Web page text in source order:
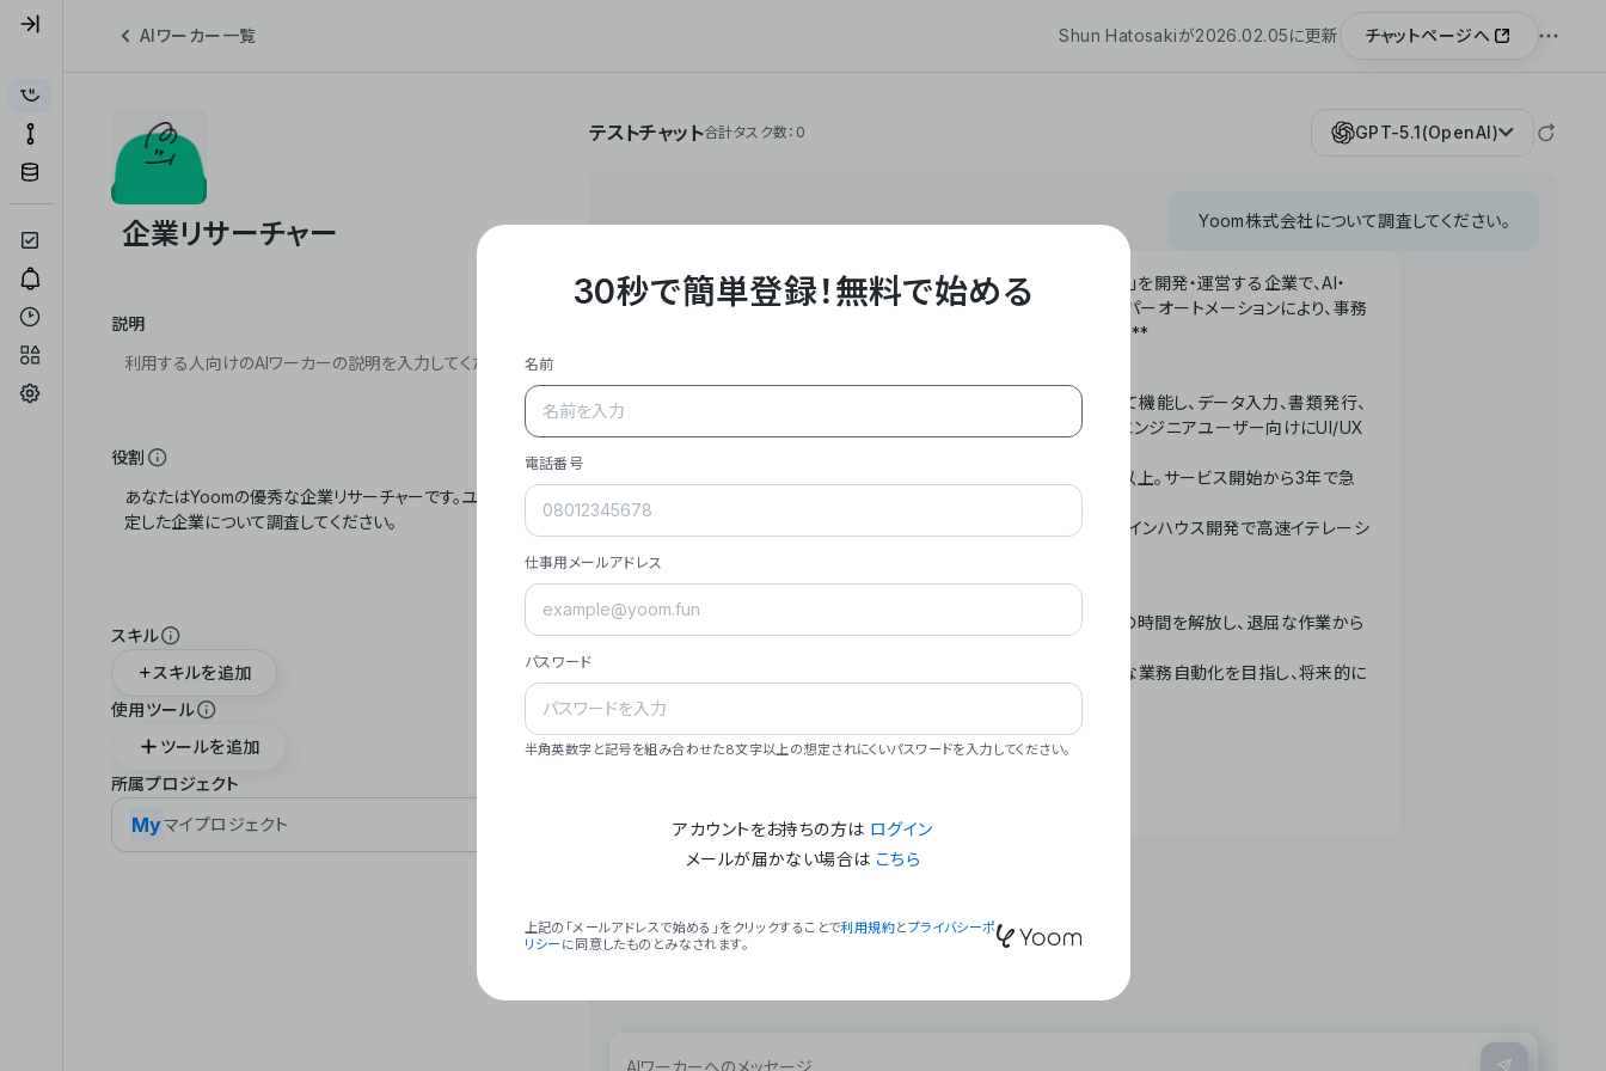
AIワーカー一覧 Shun Hatosakiが2026.02.05に更新 チャットページへ
説明
役割
スキル
スキルを追加
使用ツール
ツールを追加
所属プロジェクト
Myマイプロジェクト
テストチャット合計タスク数：0 GPT-5.1(OpenAI)
Yoom株式会社について調査してください。
**Yoom株式会社は、ビジネスオートメーションSaaS「Yoom」を開発・運営する企業で、AI・
API・RPA・OCRなどの技術をノーコードで組み合わせたハイパーオートメーションにより、事務
作業やデスクワークを自動化するサービスを提供しています。**
- **主力プロダクト「Yoom」**: SaaS連携データベースとして機能し、データ入力、書類発行、
メール対応、請求書処理、日報作成などの業務を自動化。非エンジニアユーザー向けにUI/UX
- **実績**: 国内利用社数20,000社超、直近成長率300%以上。サービス開始から3年で急
- **強み**: すべての自動化技術を1プラットフォームで完結。インハウス開発で高速イテレーシ
- **ミッション**: 「We Make Time」 – テクノロジーで人々の時間を解放し、退屈な作業から
- **ビジョン**: 「Global Business Automation」 – 世界的な業務自動化を目指し、将来的に
### 会社概要
30秒で簡単登録！無料で始める
名前
電話番号
仕事用メールアドレス
パスワード
半角英数字と記号を組み合わせた8文字以上の想定されにくいパスワードを入力してください。
アカウントをお持ちの方は ログイン
メールが届かない場合は こちら
上記の「メールアドレスで始める」をクリックすることで利用規約とプライバシーポ
リシー に同意したものとみなされます。